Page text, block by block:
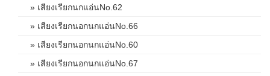
» เสียงเรียกนกแอ่นNo.62
» เสียงเรียกนอกนกแอ่นNo.66
» เสียงเรียกนอกนกแอ่นNo.60
» เสียงเรียกนอกนกแอ่นNo.67